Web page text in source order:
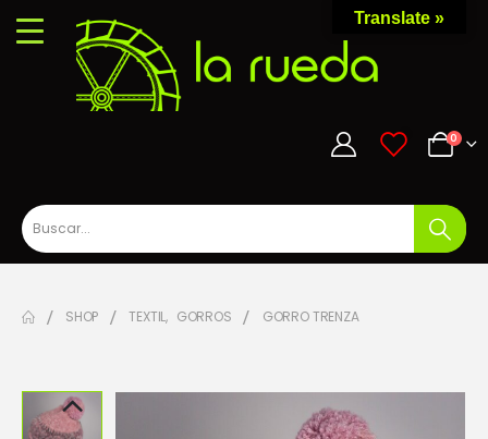
0 0
SHOP TEXTIL, GORROS GORRO TRENZA
Translate »